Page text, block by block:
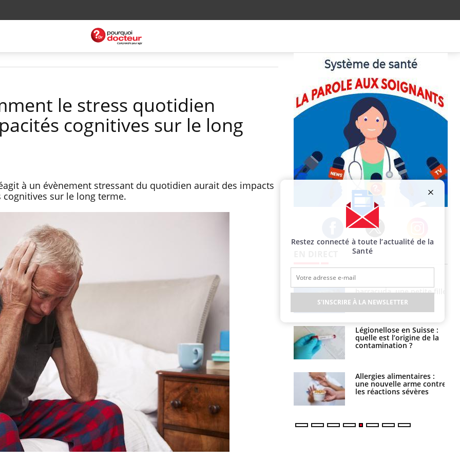
le stress quotidien
cognitives sur le long
à un évènement stressant du quotidien aurait des impacts
sur le long terme.
Facebook Twitter Instagram
Grossesse et chaleur : ce
que dit la science
Le smartphone nuit-il à
l'apprentissage de la
lecture ?
Mordue par une tique en
vacances, elle reste dans
le coma pendant 42 jours
barracuda, une petite fille
secourue grâce à un
réflexe essentiel
Légionellose en Suisse :
quelle est l’origine de la
contamination ?
Allergies alimentaires :
une nouvelle arme contre
les réactions sévères
sommeil des enfants en
vacances ?
Bilan prévention : ce que
les kinés pourront
bientôt faire
TDAH : quel est ce
traitement autorisé aux
États-Unis ?
Restez connecté à toute l’actualité de la
Santé
S'INSCRIRE À LA NEWSLETTER